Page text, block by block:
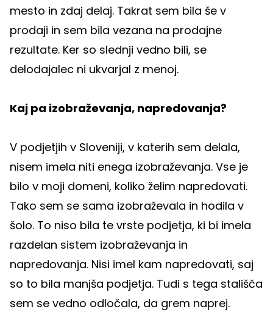
mesto in zdaj delaj. Takrat sem bila še v
prodaji in sem bila vezana na prodajne
rezultate. Ker so slednji vedno bili, se
delodajalec ni ukvarjal z menoj.
Kaj pa izobraževanja, napredovanja?
V podjetjih v Sloveniji, v katerih sem delala,
nisem imela niti enega izobraževanja. Vse je
bilo v moji domeni, koliko želim napredovati.
Tako sem se sama izobraževala in hodila v
šolo. To niso bila te vrste podjetja, ki bi imela
razdelan sistem izobraževanja in
napredovanja. Nisi imel kam napredovati, saj
so to bila manjša podjetja. Tudi s tega stališča
sem se vedno odločala, da grem naprej.